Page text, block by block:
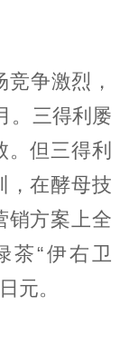
争激烈，
。三得利屡
但三得利
，在酵母技
销方案上全
茶“伊右卫
元。